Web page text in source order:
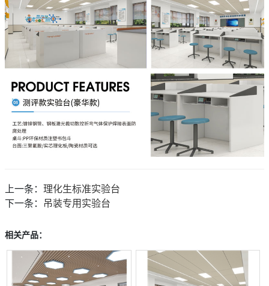
上一条： 理化生标准实验台
下一条： 吊装专用实验台
相关产品：